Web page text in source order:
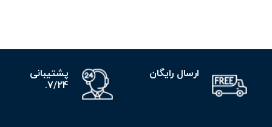
ارسال رایگان
پشتیبانی
7/24.